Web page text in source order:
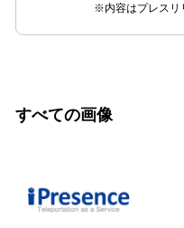
※内容はプレスリ
すべての画像